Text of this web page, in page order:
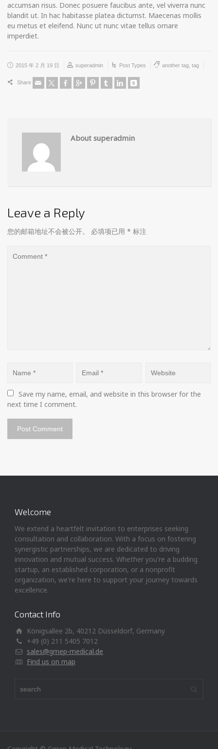
accumsan risus. Donec posuere faucibus ante, vel viverra nunc
blandit ut. In hac habitasse platea dictumst. Maecenas mollis
eu metus et eleifend. Nunc ut nunc vitae tellus ornare
imperdiet.
2015 年 2 月 19 日 superadmin Post Types another tag tag
Share
About superadmin
Leave a Reply
您的邮箱地址不会被公开。 必填项已用 * 标注
Save my name, email, and website in this browser for the
next time I comment.
Welcome
We extend a heartfelt invitation to enterprises seeking
consultation and collaboration. With a focus on fostering
synergistic partnerships, we are dedicated to driving
innovation and mutual success. Whether you're a budding
startup, an established corporation, or a nonprofit
organization, we're here to support your journey towards
excellence.
Contact Info
Königsallee 2b, 40212 Düsseldorf, Germany
+49 (0) 211 5405 7012
sales@gmep-medical.de
Find us on map